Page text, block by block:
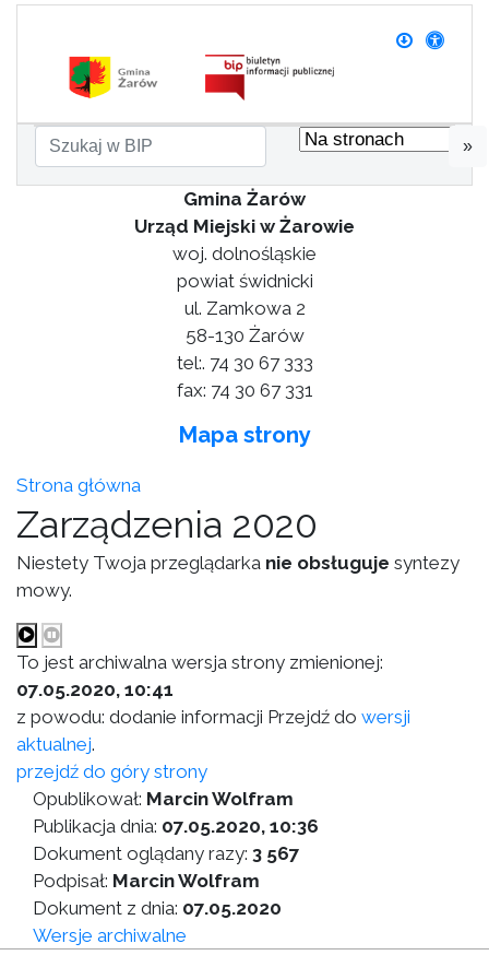
»
Gmina Żarów
Urząd Miejski w Żarowie
woj. dolnośląskie
powiat świdnicki
ul. Zamkowa 2
58-130 Żarów
tel:. 74 30 67 333
fax: 74 30 67 331
Mapa strony
Strona główna
Zarządzenia 2020
Niestety Twoja przeglądarka nie obsługuje syntezy
mowy.
To jest archiwalna wersja strony zmienionej:
07.05.2020, 10:41
z powodu: dodanie informacji Przejdź do wersji
aktualnej.
przejdź do góry strony
Opublikował: Marcin Wolfram
Publikacja dnia: 07.05.2020, 10:36
Dokument oglądany razy: 3 567
Podpisał: Marcin Wolfram
Dokument z dnia: 07.05.2020
Wersje archiwalne